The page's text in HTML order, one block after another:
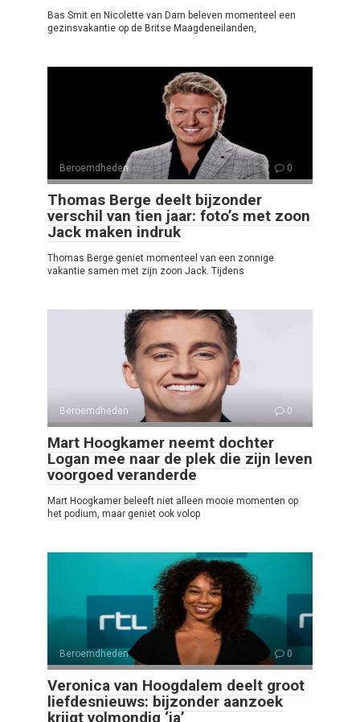
Bas Smit en Nicolette van Dam beleven momenteel een
gezinsvakantie op de Britse Maagdeneilanden,
Beroemdheden 0
Thomas Berge deelt bijzonder
verschil van tien jaar: foto’s met zoon
Jack maken indruk
Thomas Berge geniet momenteel van een zonnige
vakantie samen met zijn zoon Jack. Tijdens
Beroemdheden 0
Mart Hoogkamer neemt dochter
Logan mee naar de plek die zijn leven
voorgoed veranderde
Mart Hoogkamer beleeft niet alleen mooie momenten op
het podium, maar geniet ook volop
Beroemdheden 0
Veronica van Hoogdalem deelt groot
liefdesnieuws: bijzonder aanzoek
krijgt volmondig ‘ja’